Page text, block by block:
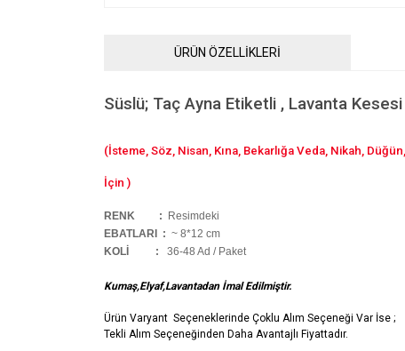
ÜRÜN ÖZELLİKLERİ
Süslü; Taç Ayna Etiketli , Lavanta Kesesi
(İsteme, Söz, Nisan, Kına, Bekarlığa Veda, Nikah,
İçin )
RENK :
Resimdeki
EBATLARI : ~ 8*12 cm
KOLİ
: 36-48 Ad / Paket
Kumaş,Elyaf,Lavantadan İmal Edilmiştir.
Ürün Varyant Seçeneklerinde Çoklu Alım Seçeneği Var İse ;
Tekli Alım Seçeneğinden Daha Avantajlı Fiyattadır.